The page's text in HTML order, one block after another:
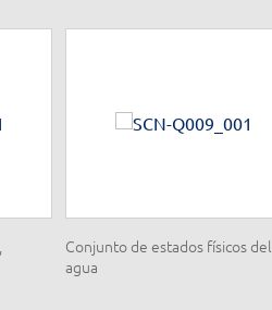
Conjunto de estados físicos del
agua